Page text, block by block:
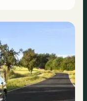
als de